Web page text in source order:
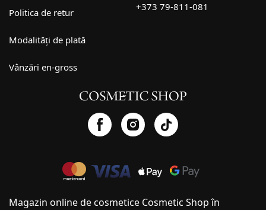
Politica de retur
Modalități de plată
Vânzări en-gross
+373 79-811-081
Magazin online de cosmetice Cosmetic Shop în